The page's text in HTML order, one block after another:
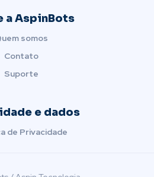
a AspinBots
somos
Contato
Suporte
e dados
de Privacidade